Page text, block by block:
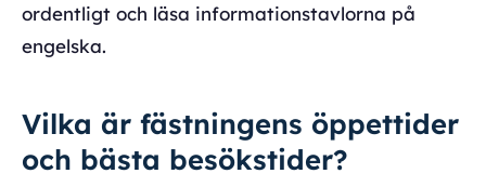
ordentligt och läsa informationstavlorna på
engelska.
Vilka är fästningens öppettider
och bästa besökstider?